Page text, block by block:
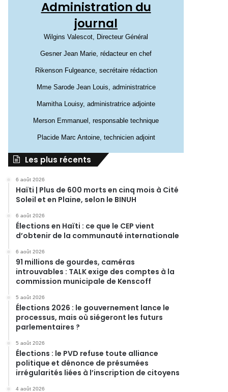
Administration du
journal
Wilgins Valescot, Directeur Général
Gesner Jean Marie, rédacteur en chef
Rikenson Fulgeance, secrétaire rédaction
Mme Sarode Jean Louis, administratrice
Mamitha Louisy, administratrice adjointe
Merson Emmanuel, responsable technique
Placide Marc Antoine, technicien adjoint
Les plus récents
6 août 2026
Haïti | Plus de 600 morts en cinq mois à Cité
Soleil et en Plaine, selon le BINUH
6 août 2026
Élections en Haïti : ce que le CEP vient
d’obtenir de la communauté internationale
6 août 2026
91 millions de gourdes, caméras
introuvables : TALK exige des comptes à la
commission municipale de Kenscoff
5 août 2026
Élections 2026 : le gouvernement lance le
processus, mais où siégeront les futurs
parlementaires ?
5 août 2026
Élections : le PVD refuse toute alliance
politique et dénonce de présumées
irrégularités liées à l’inscription de citoyens
4 août 2026